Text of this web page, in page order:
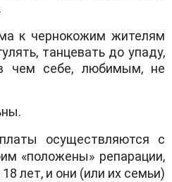
к чернокожим жителям
танцевать до упаду,
чем себе, любимым, не
осуществляются с
«положены» репарации,
лет, и они (или их семьи)